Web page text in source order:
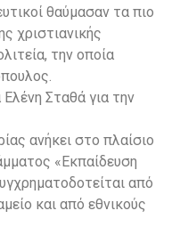
θαύμασαν τα πιο
χριστιανικής
την οποία
Σταθά για την
ανήκει στο πλαίσιο
«Εκπαίδευση
από
και από εθνικούς